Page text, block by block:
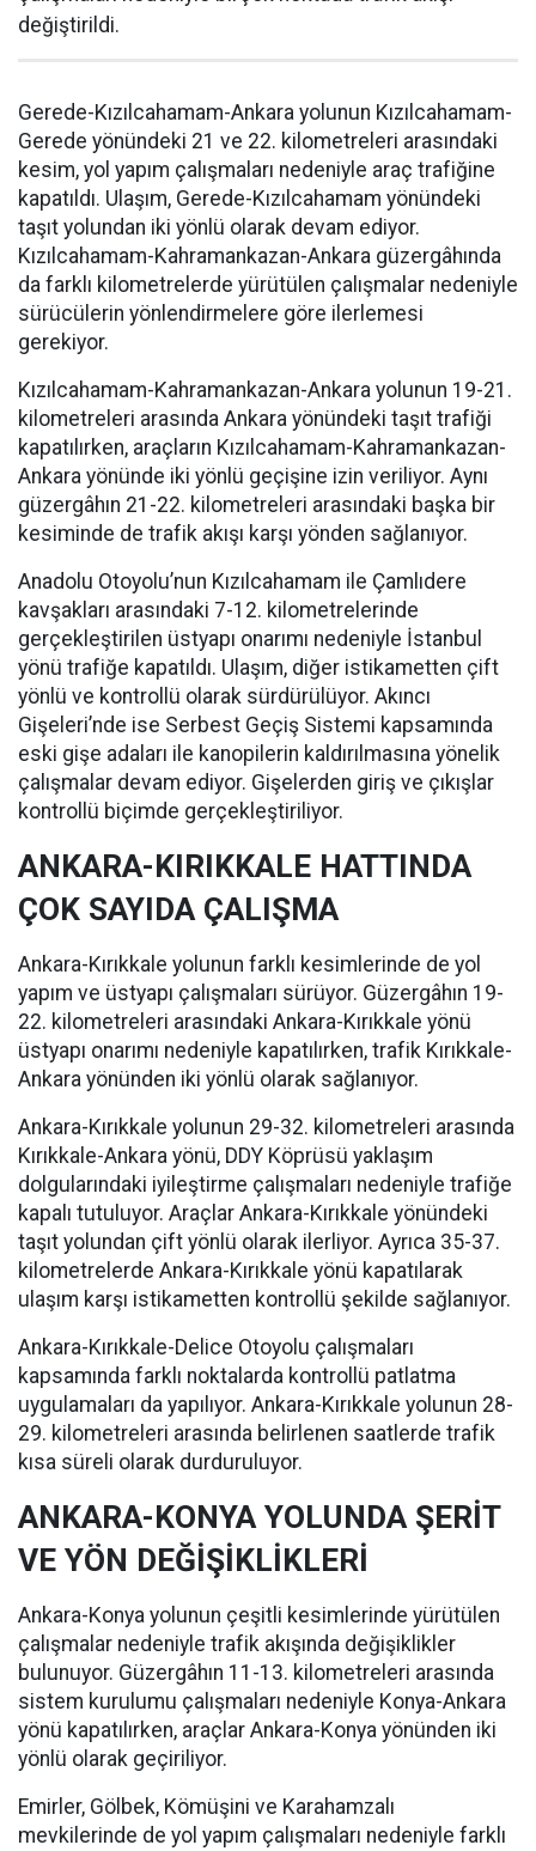
değiştirildi.
Gerede-Kızılcahamam-Ankara yolunun Kızılcahamam-
Gerede yönündeki 21 ve 22. kilometreleri arasındaki
kesim, yol yapım çalışmaları nedeniyle araç trafiğine
kapatıldı. Ulaşım, Gerede-Kızılcahamam yönündeki
taşıt yolundan iki yönlü olarak devam ediyor.
Kızılcahamam-Kahramankazan-Ankara güzergâhında
da farklı kilometrelerde yürütülen çalışmalar nedeniyle
sürücülerin yönlendirmelere göre ilerlemesi
gerekiyor.
Kızılcahamam-Kahramankazan-Ankara yolunun 19-21.
kilometreleri arasında Ankara yönündeki taşıt trafiği
kapatılırken, araçların Kızılcahamam-Kahramankazan-
Ankara yönünde iki yönlü geçişine izin veriliyor. Aynı
güzergâhın 21-22. kilometreleri arasındaki başka bir
kesiminde de trafik akışı karşı yönden sağlanıyor.
Anadolu Otoyolu’nun Kızılcahamam ile Çamlıdere
kavşakları arasındaki 7-12. kilometrelerinde
gerçekleştirilen üstyapı onarımı nedeniyle İstanbul
yönü trafiğe kapatıldı. Ulaşım, diğer istikametten çift
yönlü ve kontrollü olarak sürdürülüyor. Akıncı
Gişeleri’nde ise Serbest Geçiş Sistemi kapsamında
eski gişe adaları ile kanopilerin kaldırılmasına yönelik
çalışmalar devam ediyor. Gişelerden giriş ve çıkışlar
kontrollü biçimde gerçekleştiriliyor.
ANKARA-KIRIKKALE HATTINDA
ÇOK SAYIDA ÇALIŞMA
Ankara-Kırıkkale yolunun farklı kesimlerinde de yol
yapım ve üstyapı çalışmaları sürüyor. Güzergâhın 19-
22. kilometreleri arasındaki Ankara-Kırıkkale yönü
üstyapı onarımı nedeniyle kapatılırken, trafik Kırıkkale-
Ankara yönünden iki yönlü olarak sağlanıyor.
Ankara-Kırıkkale yolunun 29-32. kilometreleri arasında
Kırıkkale-Ankara yönü, DDY Köprüsü yaklaşım
dolgularındaki iyileştirme çalışmaları nedeniyle trafiğe
kapalı tutuluyor. Araçlar Ankara-Kırıkkale yönündeki
taşıt yolundan çift yönlü olarak ilerliyor. Ayrıca 35-37.
kilometrelerde Ankara-Kırıkkale yönü kapatılarak
ulaşım karşı istikametten kontrollü şekilde sağlanıyor.
Ankara-Kırıkkale-Delice Otoyolu çalışmaları
kapsamında farklı noktalarda kontrollü patlatma
uygulamaları da yapılıyor. Ankara-Kırıkkale yolunun 28-
29. kilometreleri arasında belirlenen saatlerde trafik
kısa süreli olarak durduruluyor.
ANKARA-KONYA YOLUNDA ŞERİT
VE YÖN DEĞİŞİKLİKLERİ
Ankara-Konya yolunun çeşitli kesimlerinde yürütülen
çalışmalar nedeniyle trafik akışında değişiklikler
bulunuyor. Güzergâhın 11-13. kilometreleri arasında
sistem kurulumu çalışmaları nedeniyle Konya-Ankara
yönü kapatılırken, araçlar Ankara-Konya yönünden iki
yönlü olarak geçiriliyor.
Emirler, Gölbek, Kömüşini ve Karahamzalı
mevkilerinde de yol yapım çalışmaları nedeniyle farklı